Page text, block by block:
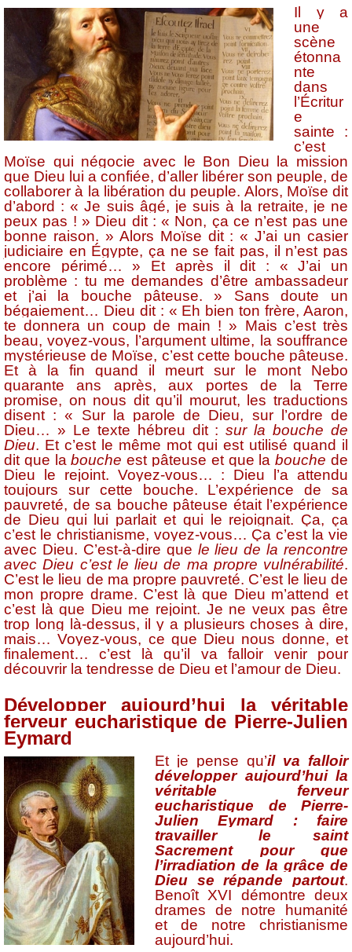
Il y a
une
scène
étonna
nte
dans
l’Écritur
e
sainte :
c’est
Moïse qui négocie avec le Bon Dieu la mission
que Dieu lui a confiée, d’aller libérer son peuple, de
collaborer à la libération du peuple. Alors, Moïse dit
d’abord : « Je suis âgé, je suis à la retraite, je ne
peux pas ! » Dieu dit : « Non, ça ce n’est pas une
bonne raison. » Alors Moïse dit : « J’ai un casier
judiciaire en Égypte, ça ne se fait pas, il n’est pas
encore périmé… » Et après il dit : « J’ai un
problème : tu me demandes d’être ambassadeur
et j’ai la bouche pâteuse. » Sans doute un
bégaiement… Dieu dit : « Eh bien ton frère, Aaron,
te donnera un coup de main ! » Mais c’est très
beau, voyez-vous, l’argument ultime, la souffrance
mystérieuse de Moïse, c’est cette bouche pâteuse.
Et à la fin quand il meurt sur le mont Nebo
quarante ans après, aux portes de la Terre
promise, on nous dit qu’il mourut, les traductions
disent : « Sur la parole de Dieu, sur l’ordre de
Dieu… » Le texte hébreu dit :sur la bouche de
Dieu. Et c’est le même mot qui est utilisé quand il
dit que labouche est pâteuse et que labouche de
Dieu le rejoint. Voyez-vous… : Dieu l’a attendu
toujours sur cette bouche. L’expérience de sa
pauvreté, de sa bouche pâteuse était l’expérience
de Dieu qui lui parlait et qui le rejoignait. Ça, ça
c’est le christianisme, voyez-vous… Ça c’est la vie
avec Dieu. C’est-à-dire que le lieu de la rencontre
avec Dieu c’est le lieu de ma propre vulnérabilité.
C’est le lieu de ma propre pauvreté. C’est le lieu de
mon propre drame. C’est là que Dieu m’attend et
c’est là que Dieu me rejoint. Je ne veux pas être
trop long là-dessus, il y a plusieurs choses à dire,
mais… Voyez-vous, ce que Dieu nous donne, et
finalement… c’est là qu’il va falloir venir pour
découvrir la tendresse de Dieu et l’amour de Dieu.
Développer aujourd’hui la véritable
ferveur eucharistique de Pierre-Julien
Eymard
Et je pense qu’il va falloir
développer aujourd’hui la
véritable ferveur
eucharistique
de Pierre-
Julien Eymard : faire
travailler le saint
Sacrement pour que
l’irradiation de la grâce de
Dieu se répande partout.
Benoît XVI démontre deux
drames de notre humanité
et de notre christianisme
aujourd’hui.